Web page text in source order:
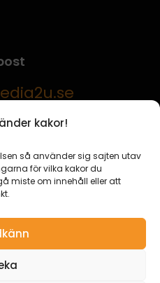
kakor!
så använder sig sajten utav
för vilka kakor du
miste om innehåll eller att
66 00
avMEDIA2U.se